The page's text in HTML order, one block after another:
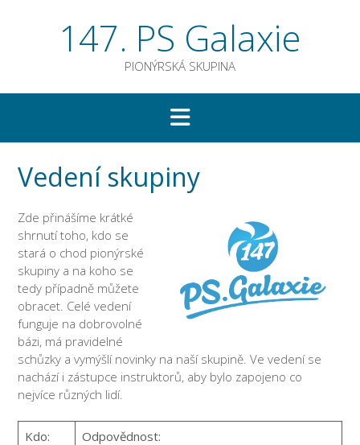
147. PS Galaxie
PIONÝRSKÁ SKUPINA
Vedení skupiny
Zde přinášíme krátké
shrnutí toho, kdo se
stará o chod pionýrské
skupiny a na koho se
tedy případně můžete
obracet. Celé vedení
funguje na dobrovolné
bázi, má pravidelné
schůzky a vymýšlí novinky na naší skupině. Ve vedení se
nachází i zástupce instruktorů, aby bylo zapojeno co
nejvíce různých lidí.
Kdo:
Odpovědnost: